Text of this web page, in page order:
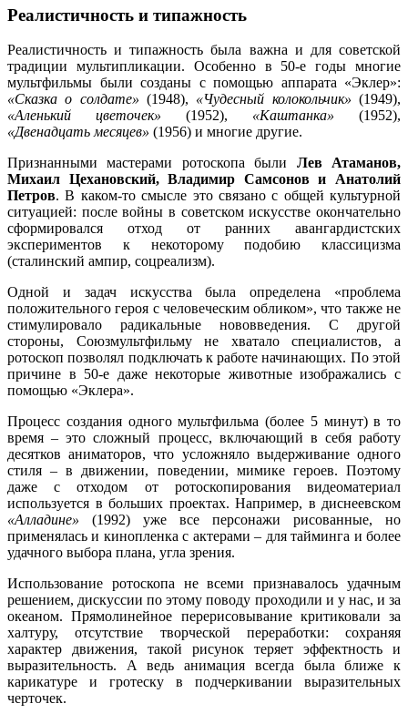
Реалистичность и типажность
Реалистичность и типажность была важна и для советской
традиции мультипликации. Особенно в 50-е годы многие
мультфильмы были созданы с помощью аппарата «Эклер»:
«Сказка о солдате» (1948), «Чудесный колокольчик» (1949),
«Аленький цветочек» (1952), «Каштанка» (1952),
«Двенадцать месяцев» (1956) и многие другие.
Признанными мастерами ротоскопа были Лев Атаманов,
Михаил Цехановский, Владимир Самсонов и Анатолий
Петров. В каком-то смысле это связано с общей культурной
ситуацией: после войны в советском искусстве окончательно
сформировался отход от ранних авангардистских
экспериментов к некоторому подобию классицизма
(сталинский ампир, соцреализм).
Одной и задач искусства была определена «проблема
положительного героя с человеческим обликом», что также не
стимулировало радикальные нововведения. С другой
стороны, Союзмультфильму не хватало специалистов, а
ротоскоп позволял подключать к работе начинающих. По этой
причине в 50-е даже некоторые животные изображались с
помощью «Эклера».
Процесс создания одного мультфильма (более 5 минут) в то
время – это сложный процесс, включающий в себя работу
десятков аниматоров, что усложняло выдерживание одного
стиля – в движении, поведении, мимике героев. Поэтому
даже с отходом от ротоскопирования видеоматериал
используется в больших проектах. Например, в диснеевском
«Алладине» (1992) уже все персонажи рисованные, но
применялась и кинопленка с актерами – для тайминга и более
удачного выбора плана, угла зрения.
Использование ротоскопа не всеми признавалось удачным
решением, дискуссии по этому поводу проходили и у нас, и за
океаном. Прямолинейное перерисовывание критиковали за
халтуру, отсутствие творческой переработки: сохраняя
характер движения, такой рисунок теряет эффектность и
выразительность. А ведь анимация всегда была ближе к
карикатуре и гротеску в подчеркивании выразительных
черточек.